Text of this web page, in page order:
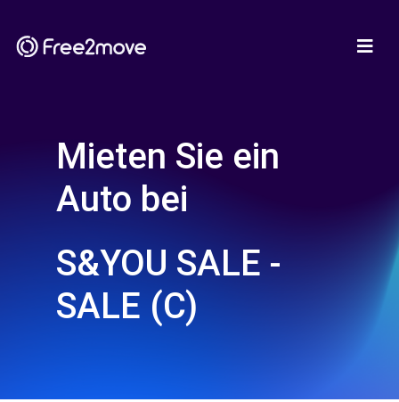
Mieten Sie ein
Auto bei
S&YOU SALE -
SALE (C)